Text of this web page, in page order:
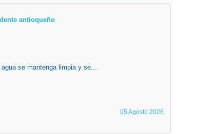
antioqueño
se mantenga limpia y se...
05 Agosto 2026